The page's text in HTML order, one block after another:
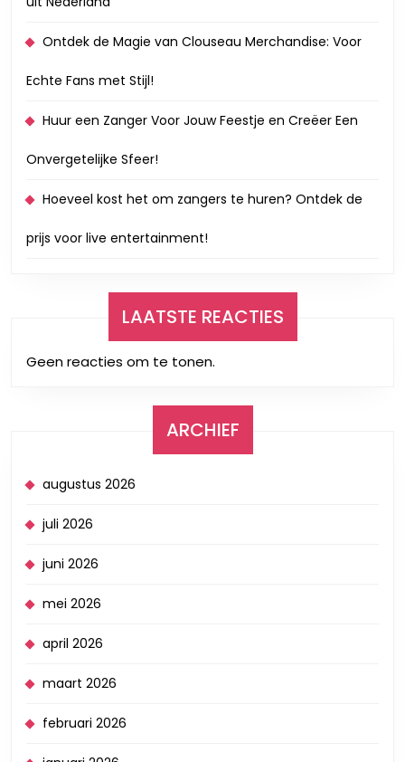
Ontdek de Magie van Clouseau Merchandise: Voor
Echte Fans met Stijl!
Huur een Zanger Voor Jouw Feestje en Creëer Een
Onvergetelijke Sfeer!
Hoeveel kost het om zangers te huren? Ontdek de
prijs voor live entertainment!
LAATSTE REACTIES
Geen reacties om te tonen.
ARCHIEF
augustus 2026
juli 2026
juni 2026
mei 2026
april 2026
maart 2026
februari 2026